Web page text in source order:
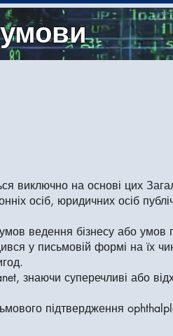
умови
виключно на основі цих
осіб, юридичних осіб
ведення бізнесу або
у письмовій формі на їх
знаючи суперечливі або
підтвердження